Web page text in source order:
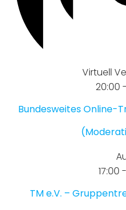
Virtuell
20:00 -
Bundesweites Online-
17:00 -
TM e.V. –